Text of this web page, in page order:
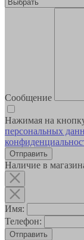
Сообщение
Нажимая на
персональных
Наличие в
Имя:
Телефон:
Отправить